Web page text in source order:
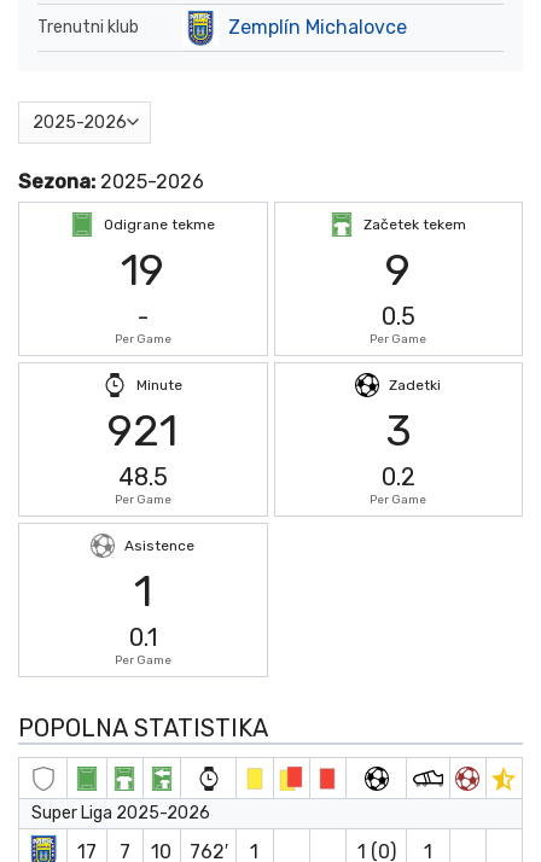
Trenutni klub Zemplín Michalovce
Sezona: 2025-2026
Odigrane tekme
19
-
Per Game
Začetek tekem
9
0.5
Per Game
Minute
921
48.5
Per Game
Zadetki
3
0.2
Per Game
Asistence
1
0.1
Per Game
POPOLNA STATISTIKA
Super Liga 2025-2026
17 7 10 762′ 1 1 (0) 1